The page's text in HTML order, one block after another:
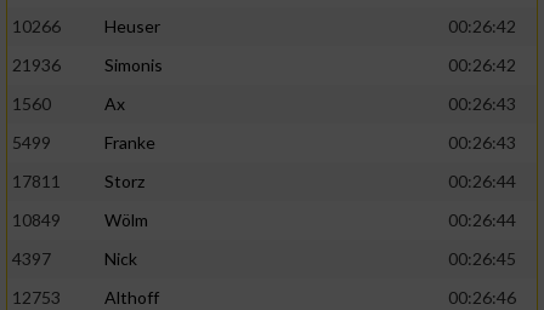
10266
Heuser
00:26:42
21936
Simonis
00:26:42
1560
Ax
00:26:43
5499
Franke
00:26:43
17811
Storz
00:26:44
10849
Wölm
00:26:44
4397
Nick
00:26:45
12753
Althoff
00:26:46